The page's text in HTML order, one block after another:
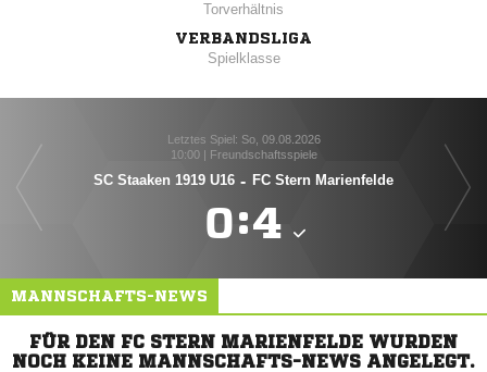
Torverhältnis
VERBANDSLIGA
Spielklasse
Letztes Spiel: So, 09.08.2026
10:00 | Freundschaftsspiele
SC Staaken 1919 U16 - FC Stern Marienfelde
:
MANNSCHAFTS-NEWS
FÜR DEN FC STERN MARIENFELDE WURDEN
NOCH KEINE MANNSCHAFTS-NEWS ANGELEGT.